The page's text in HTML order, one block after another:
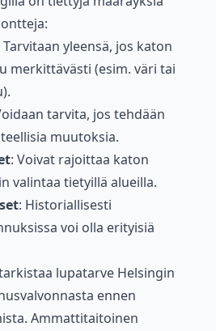
Tarvitaan yleensä, jos katon
merkittävästi (esim. väri tai
tarvita, jos tehdään
muutoksia.
: Voivat rajoittaa katon
valintaa tietyillä alueilla.
: Historiallisesti
voi olla erityisiä
lupatarve Helsingin
ennen
Ammattitaitoinen